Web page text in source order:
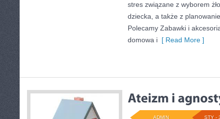
stres związane z wyborem
dziecka, a także z
Polecamy Zabawki i
domowa i [ Read More ]
STY -
ADMIN